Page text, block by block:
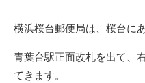
横浜桜台郵便局は、桜台に
青葉台駅正面改札を出て、
てきます。